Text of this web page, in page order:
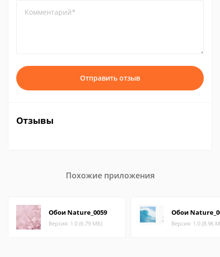
Комментарий*
Отправить отзыв
Отзывы
Похожие приложения
Обои Nature_0059
Версия: 1.0 (6.79 МБ)
Обои
Версия: 1.0 (8.96